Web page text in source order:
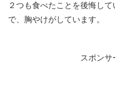
２つも食べたことを後悔し
で、胸やけがしています。
スポンサ